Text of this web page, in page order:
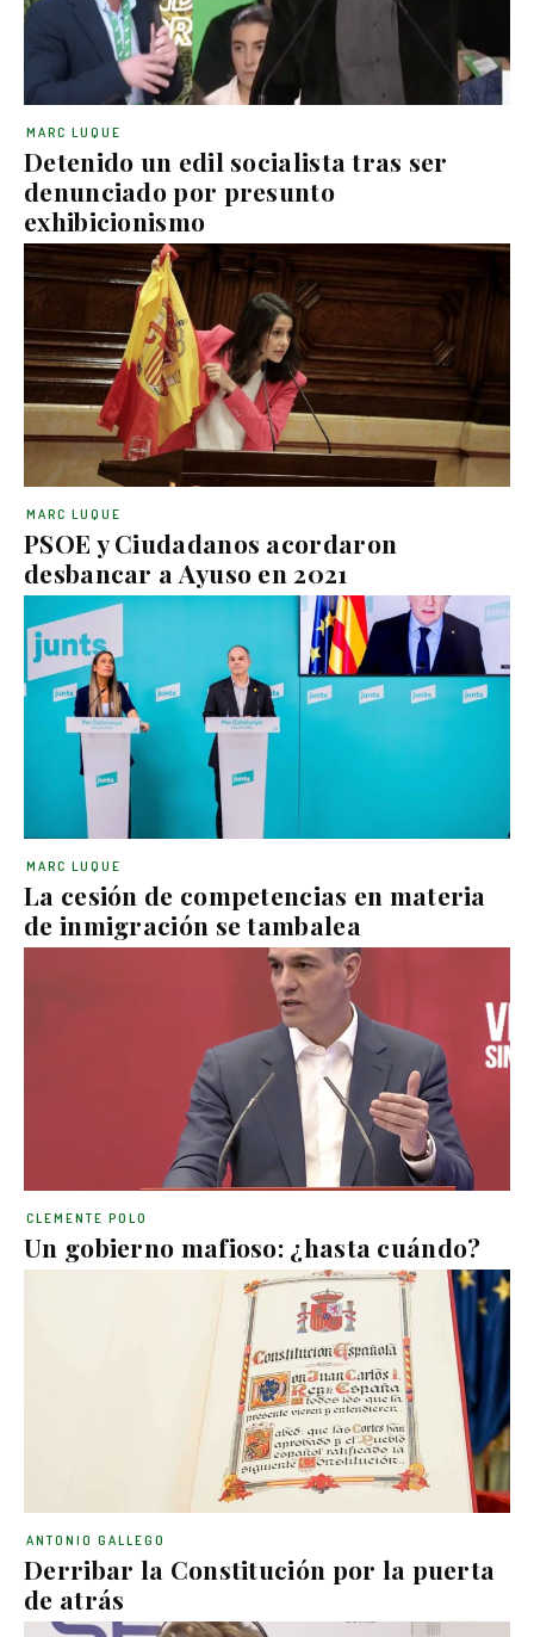
Detenido un edil socialista tras ser
denunciado por presunto
exhibicionismo
MARC LUQUE
PSOE y Ciudadanos acordaron
desbancar a Ayuso en 2021
MARC LUQUE
La cesión de competencias en materia
de inmigración se tambalea
MARC LUQUE
Un gobierno mafioso: ¿hasta cuándo?
CLEMENTE POLO
Derribar la Constitución por la puerta
de atrás
ANTONIO GALLEGO